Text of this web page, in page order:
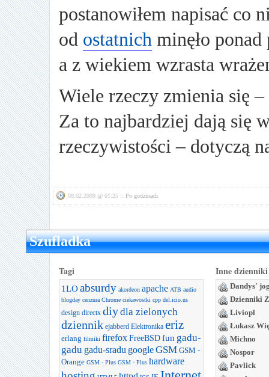
postanowiłem napisać co
od ostatnich minęło
a z wiekiem wzrasta
Wiele rzeczy zmienia się
Za to najbardziej dają się
rzeczywistości – dotyczą
08.02.2009 @ 01:25 ::Po godzinach
Szufladka
Tagi
1LO absurdy akordeon apache ATB audio
blogday cenzura Chrome ciekawostki cpp del.icio.us
design directx diydla zielonych
dziennik ejabberd Elektronika eriz
erlang filmiki firefox FreeBSD fun gadu-
gadu gadu-sradu googleGSM GSM -
Orange GSM - Plus GSM - Plus hardware
Inne dzienniki
Dandys'
Dzienniki
Liviopl
Łukasz
Michno
Nospor
Pavlick